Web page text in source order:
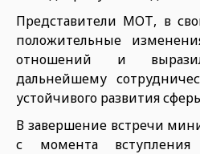
Представители МОТ, в
положительные
отношений и
дальнейшему
устойчивого развития
В завершение встречи
с момента